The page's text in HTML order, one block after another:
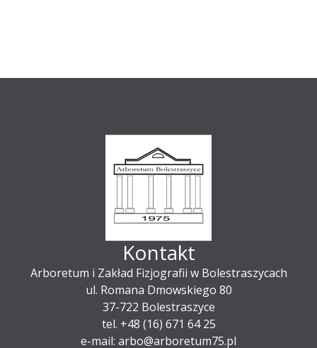
Kontakt
Arboretum i Zakład Fizjografii w Bolestraszycach
ul. Romana Dmowskiego 80
37-722 Bolestraszyce
tel. +48 (16) 671 64 25
e-mail: arbo@arboretum75.pl